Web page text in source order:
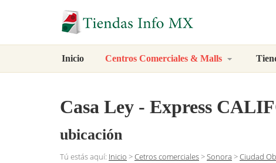
Inicio Centros Comerciales & Malls
Casa Ley - Express
ubicación
Tú estás aquí: Inicio >Cetros comerciales>Sonora >Ciudad